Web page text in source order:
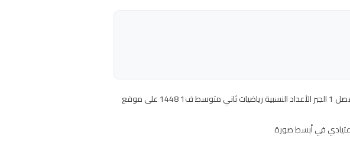
حل الفصل الاول الجبر الأعداد النسبية مادة الرياضيات للصف الثاني الفصل الدراسي الاول حلول وشرح الفصل 1 الجبر الأعداد النسبية رياضيات ثاني متوسط ف1 1448 على موقع